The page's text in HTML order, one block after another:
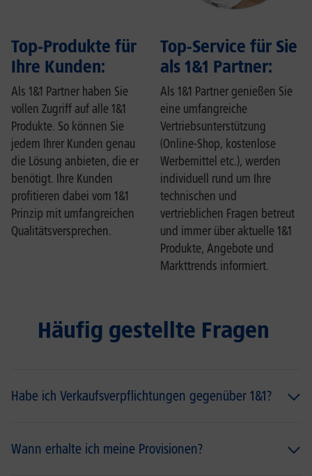
Top-Produkte für
Ihre Kunden:
Als 1&1 Partner haben Sie
vollen Zugriff auf alle 1&1
Produkte. So können Sie
jedem Ihrer Kunden genau
die Lösung anbieten, die er
benötigt. Ihre Kunden
profitieren dabei vom 1&1
Prinzip mit umfangreichen
Qualitätsversprechen.
Top-Service für Sie
als 1&1 Partner:
Als 1&1 Partner genießen Sie
eine umfangreiche
Vertriebsunterstützung
(Online-Shop, kostenlose
Werbemittel etc.), werden
individuell rund um Ihre
technischen und
vertrieblichen Fragen betreut
und immer über aktuelle 1&1
Produkte, Angebote und
Markttrends informiert.
Häufig gestellte Fragen
Habe ich Verkaufsverpflichtungen gegenüber 1&1?
Mindestumsätze oder Anmeldegebühren noch sonstige
Wann erhalte ich meine Provisionen?